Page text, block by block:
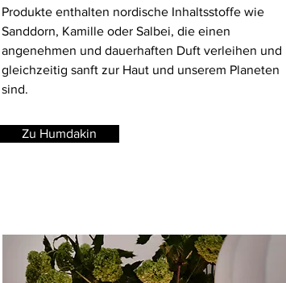
Produkte enthalten nordische Inhaltsstoffe wie
Sanddorn, Kamille oder Salbei, die einen
angenehmen und dauerhaften Duft verleihen und
gleichzeitig sanft zur Haut und unserem Planeten
sind.
Zu Humdakin